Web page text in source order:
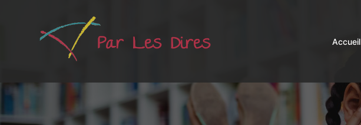
Accueil